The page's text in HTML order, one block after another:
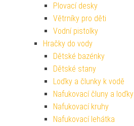
Plovací desky
Větrníky pro děti
Vodní pistolky
Hračky do vody
Dětské bazénky
Dětské stany
Loďky a člunky k vodě
Nafukovací čluny a loďky
Nafukovací kruhy
Nafukovací lehátka